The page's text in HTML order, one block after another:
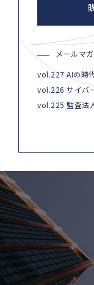
メールマ
vol.227 AIの時
vol.226 サイバ
vol.225 監査法